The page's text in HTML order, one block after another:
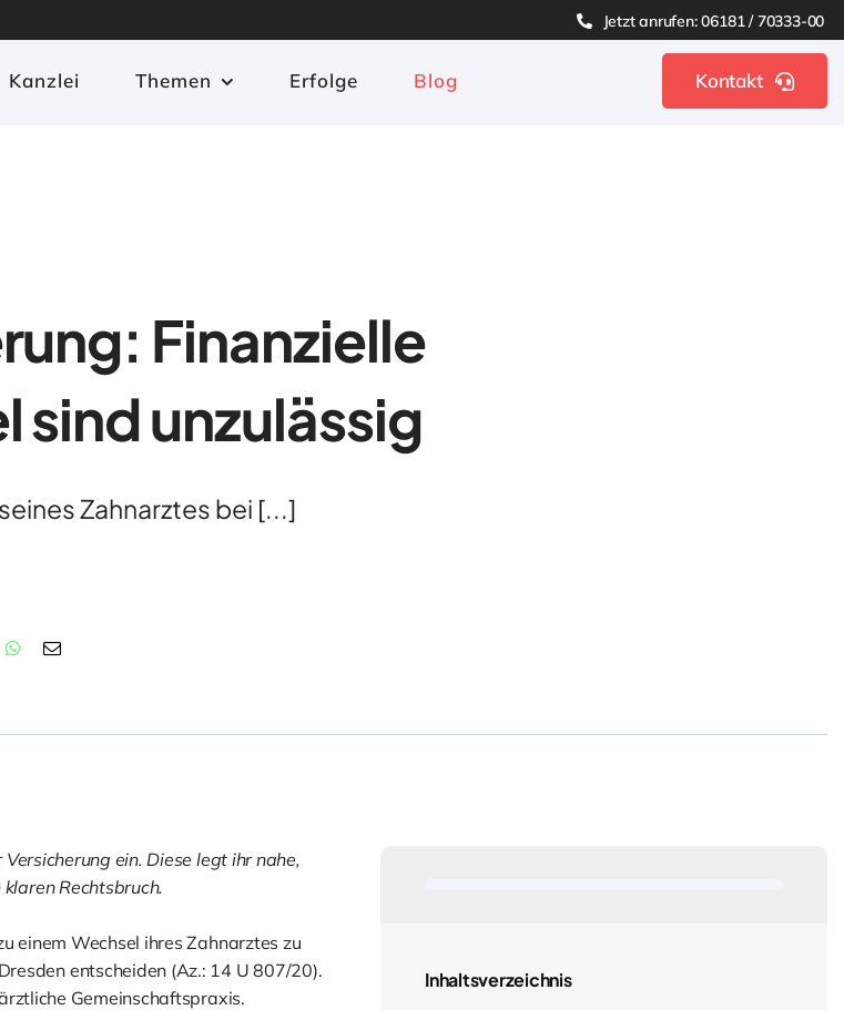
Jetzt anrufen: 06181 / 70333-00
Kanzlei Themen Erfolge Blog Kontakt
Finanzielle
sind unzulässig
Zahnarztes bei [...]
ein. Diese legt ihr nahe,
Rechtsbruch.
einem Wechsel ihres Zahnarztes zu
entscheiden (Az.: 14 U 807/20).
Gemeinschaftspraxis.
Inhaltsverzeichnis